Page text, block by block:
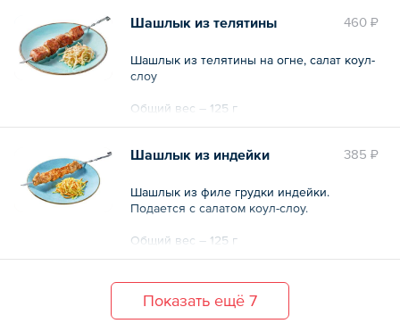
460 ₽
Шашлык из телятины
Шашлык из телятины на огне, салат коул-
слоу
Общий вес – 125 г
385 ₽
Шашлык из индейки
Шашлык из филе грудки индейки.
Подается с салатом коул-слоу.
Общий вес – 125 г
Показать ещё 7